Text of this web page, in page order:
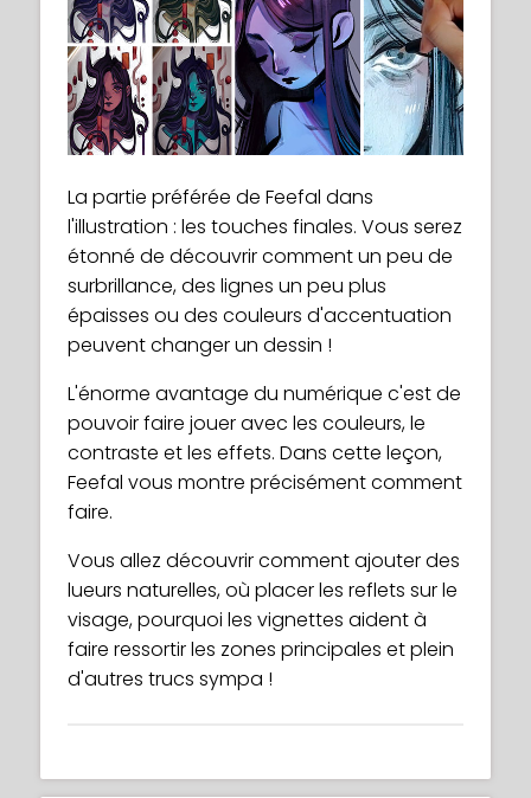
La partie préférée de Feefal dans
l'illustration : les touches finales. Vous serez
étonné de découvrir comment un peu de
surbrillance, des lignes un peu plus
épaisses ou des couleurs d'accentuation
peuvent changer un dessin !
L'énorme avantage du numérique c'est de
pouvoir faire jouer avec les couleurs, le
contraste et les effets. Dans cette leçon,
Feefal vous montre précisément comment
faire.
Vous allez découvrir comment ajouter des
lueurs naturelles, où placer les reflets sur le
visage, pourquoi les vignettes aident à
faire ressortir les zones principales et plein
d'autres trucs sympa !